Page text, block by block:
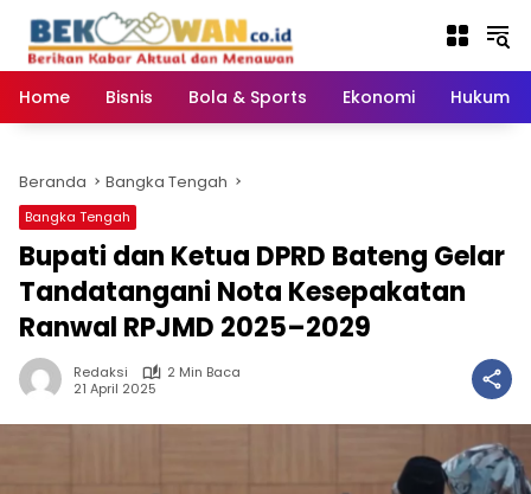
konten
Home
Bisnis Bola & Sports Ekonomi Hukum
Beranda Bangka Tengah
Bangka Tengah
‎Bupati dan Ketua DPRD Bateng Gelar
Tandatangani Nota Kesepakatan
Ranwal RPJMD 2025–2029
Redaksi
2 Min Baca
21 April 2025